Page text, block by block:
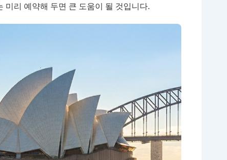
미리 예약해 두면 큰 도움이 될 것입니다.